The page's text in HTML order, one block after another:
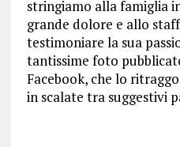
stringiamo alla famiglia
grande dolore e allo
testimoniare la sua
tantissime foto
Facebook, che lo
in scalate tra suggestivi